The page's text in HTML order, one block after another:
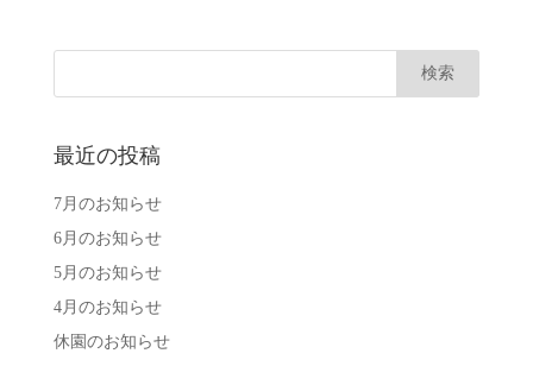
最近の投稿
7月のお知らせ
6月のお知らせ
5月のお知らせ
4月のお知らせ
休園のお知らせ